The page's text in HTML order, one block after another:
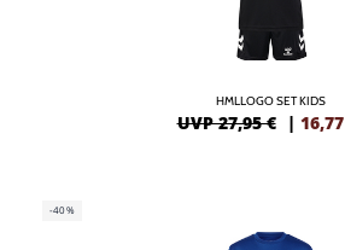
HMLLOGO SET KIDS
UVP 27,95 € | 16,77
-40%